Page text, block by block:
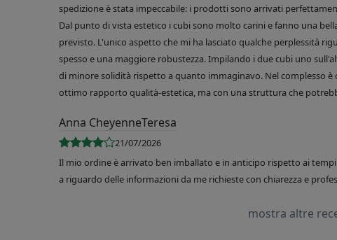
spedizione è stata impeccabile: i prodotti sono arrivati
Dal punto di vista estetico i cubi sono molto carini e fanno una
previsto. L'unico aspetto che mi ha lasciato qualche perplessità
spesso e una maggiore robustezza. Impilando i due cubi uno
di minore solidità rispetto a quanto immaginavo. Nel complesso
ottimo rapporto qualità-estetica, ma con una struttura che
Anna CheyenneTeresa
21/07/2026
Il mio ordine è arrivato ben imballato e in anticipo rispetto ai
a riguardo delle informazioni da me richieste con chiarezza e
mostra altre